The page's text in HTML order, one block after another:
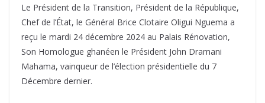
Le Président de la Transition, Président de la République,
Chef de l’État, le Général Brice Clotaire Oligui Nguema a
reçu le mardi 24 décembre 2024 au Palais Rénovation,
Son Homologue ghanéen le Président John Dramani
Mahama, vainqueur de l’élection présidentielle du 7
Décembre dernier.